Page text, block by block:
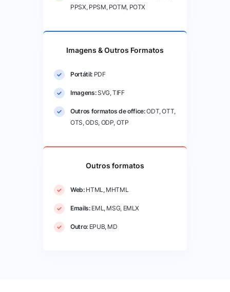
PPSX, PPSM, POTM, POTX
Imagens & Outros Formatos
Portátil:PDF
Imagens:SVG, TIFF
Outros formatos de office:ODT, OTT,
OTS, ODS, ODP, OTP
Outros formatos
Web:HTML, MHTML
Emails:EML, MSG, EMLX
Outro:EPUB, MD